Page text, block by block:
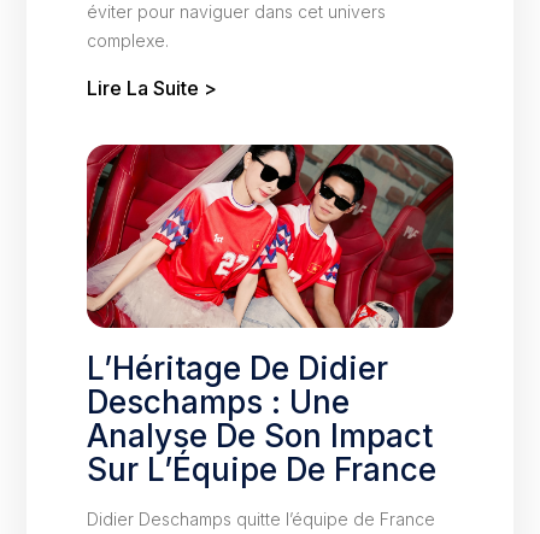
éviter pour naviguer dans cet univers
complexe.
Lire La Suite >
L’Héritage De Didier
Deschamps : Une
Analyse De Son Impact
Sur L’Équipe De France
Didier Deschamps quitte l’équipe de France